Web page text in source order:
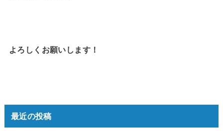
よろしくお願いします！
最近の投稿